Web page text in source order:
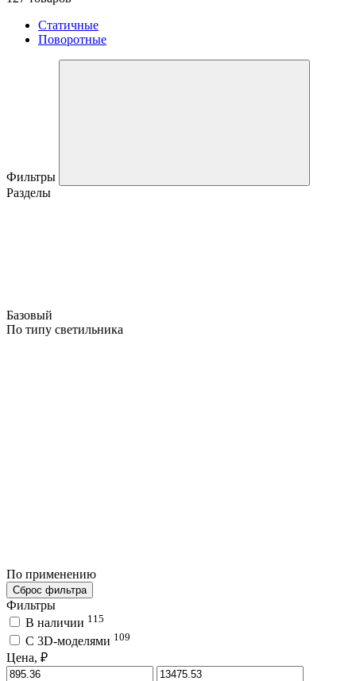
Статичные
Поворотные
Фильтры
Разделы
Базовый
По типу светильника
По применению
Сброс фильтра
Фильтры
В наличии 115
C 3D-моделями 109
Цена, ₽